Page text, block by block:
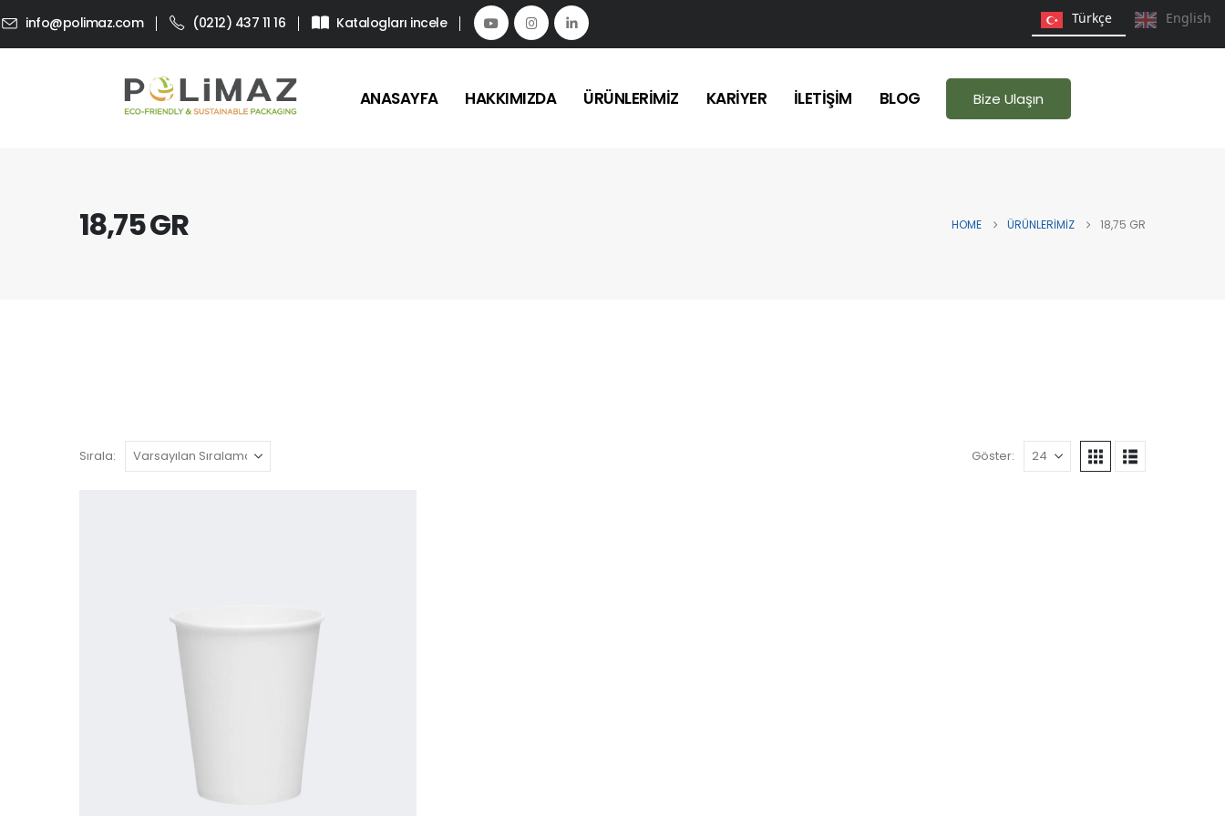
info@polimaz.com (0212) 437 11 16 Katalogları incele Türkçe English
ANASAYFA HAKKIMIZDA ÜRÜNLERIMIZ KARIYER İLETIŞIM BLOG Bize Ulaşın
18,75 GR HOME ÜRÜNLERIMIZ 18,75 GR
Sırala: Göster: